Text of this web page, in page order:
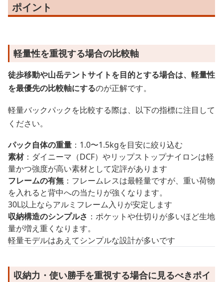
ポイント
軽量性を重視する場合の比較軸
徒歩移動や山岳テントサイトを目的とする場合は、軽量性
を最優先の比較軸にするのが正解です。
軽量バックパックを比較する際は、以下の指標に注目して
ください。
パック自体の重量 ：1.0〜1.5kgを目安に絞り込む
素材：ダイニーマ（DCF）やリップストップナイロンは軽
量かつ強度が高い素材として定評があります
フレームの有無 ：フレームレスは最軽量ですが、重い荷物
を入れると背中への当たりが強くなります。
30L以上ならアルミフレーム入りが安定します
収納構造のシンプルさ ：ポケットや仕切りが多いほど生地
量が増え重くなります。
軽量モデルはあえてシンプルな設計が多いです
収納力・使い勝手を重視する場合に見るべきポイ